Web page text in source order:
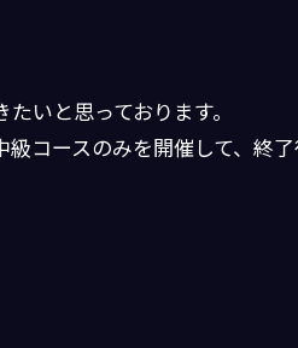
いと思っております。
コースのみを開催して、終